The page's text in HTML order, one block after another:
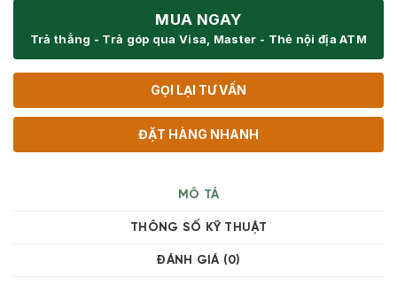
MUA NGAY
Trả thẳng - Trả góp qua Visa, Master - Thẻ nội địa ATM
GỌI LẠI TƯ VẤN
ĐẶT HÀNG NHANH
MÔ TẢ
THÔNG SỐ KỸ THUẬT
ĐÁNH GIÁ (0)